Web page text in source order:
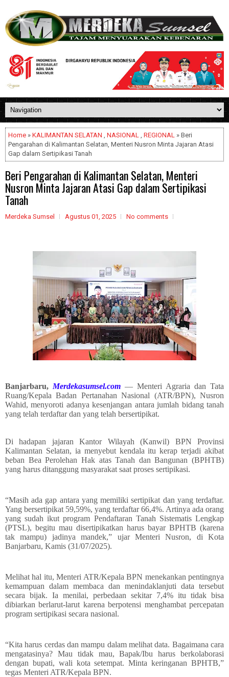
Home » KALIMANTAN SELATAN , NASIONAL , REGIONAL » Beri
Pengarahan di Kalimantan Selatan, Menteri Nusron Minta Jajaran Atasi
Gap dalam Sertipikasi Tanah
Beri Pengarahan di Kalimantan Selatan, Menteri
Nusron Minta Jajaran Atasi Gap dalam Sertipikasi
Tanah
Merdeka Sumsel Agustus 01, 2025 No comments
Banjarbaru, Merdekasumsel.com — Menteri Agraria dan Tata
Ruang/Kepala Badan Pertanahan Nasional (ATR/BPN), Nusron
Wahid, menyoroti adanya kesenjangan antara jumlah bidang tanah
yang telah terdaftar dan yang telah bersertipikat.
Di hadapan jajaran Kantor Wilayah (Kanwil) BPN Provinsi
Kalimantan Selatan, ia menyebut kendala itu kerap terjadi akibat
beban Bea Perolehan Hak atas Tanah dan Bangunan (BPHTB)
yang harus ditanggung masyarakat saat proses sertipikasi.
“Masih ada gap antara yang memiliki sertipikat dan yang terdaftar.
Yang bersertipikat 59,59%, yang terdaftar 66,4%. Artinya ada orang
yang sudah ikut program Pendaftaran Tanah Sistematis Lengkap
(PTSL), begitu mau disertipikatkan harus bayar BPHTB (karena
tak mampu) jadinya mandek,” ujar Menteri Nusron, di Kota
Banjarbaru, Kamis (31/07/2025).
Melihat hal itu, Menteri ATR/Kepala BPN menekankan pentingnya
kemampuan dalam membaca dan menindaklanjuti data tersebut
secara bijak. Ia menilai, perbedaan sekitar 7,4% itu tidak bisa
dibiarkan berlarut-larut karena berpotensi menghambat percepatan
program sertipikasi secara nasional.
“Kita harus cerdas dan mampu dalam melihat data. Bagaimana cara
mengatasinya? Mau tidak mau, Bapak/Ibu harus berkolaborasi
dengan bupati, wali kota setempat. Minta keringanan BPHTB,”
tegas Menteri ATR/Kepala BPN.